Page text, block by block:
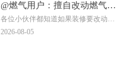
@燃气用户：擅自改动燃气管
道，可能违法，甚至触犯刑
各位小伙伴都知道如果装修要改动燃
气管道需联系燃气公司！但有一些小
2026-08-05